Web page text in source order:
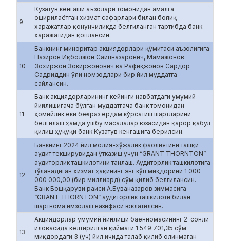
9
Кузатув кенгаши аъзолари томонидан амалга
оширилаётган хизмат сафарлари билан боғлиқ
харажатлар қонунчиликда белгиланган тартибда банк
харажатидан қоплансин.
10
Банкнинг миноритар акциядорлари қўмитаси аъзолигига
Назиров Иқболжон Саипназарович, Мамажонов
Зохиржон Зокиржонович ва Рафиқжонов Сардор
Садриддин ўғли номзодлари бир йил муддатга
сайлансин.
11
Банк акциядорларининг кейинги навбатдаги умумий
йиғилишигача бўлган муддатгача банк томонидан
ҳомийлик ёки беғараз ёрдам кўрсатиш шартларини
белгилаш ҳамда ушбу масалалар юзасидан қарор қабул
қилиш ҳуқуқи банк Кузатув кенгашига берилсин.
12
Банкнинг 2024 йил молия-хўжалик фаолиятини ташқи
аудит текширувидан ўтказиш учун “GRANT THORNTON”
аудиторлик ташкилотини танлаш. Аудиторлик ташкилотига
тўланадиган хизмат ҳақининг энг кўп миқдорини 1 000
000 000,00 (бир миллиард) сўм қилиб белгилансин.
Банк Бошқаруви раиси А.Буваназаров зиммасига
“GRANT THORNTON” аудиторлик ташкилоти билан
шартнома имзолаш вазифаси юклатилсин.
13
Акциядорлар умумий йиғилиши баённомасининг 2-сонли
иловасида келтирилган қиймати 1 549 701,35 сўм
миқдордаги 3 (уч) йил ичида талаб қилиб олинмаган